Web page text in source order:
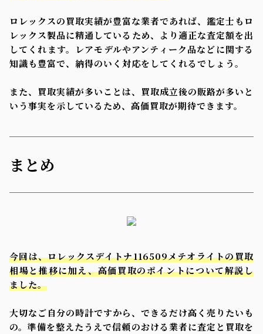
ロレックスの買取実績が豊富な業者であれば、鑑定士もロ
レックス製品に精通しているため、より適正な査定額を出
してくれます。レアモデルやアンティーク品などに関する
知識も豊富で、納得のいく対応をしてくれるでしょう。
また、買取実績が多いことは、買取成立後の販路が多いと
いう事実を示しているため、高価買取が期待できます。
まとめ
今回は、ロレックスデイトナ116509メテオライトの買取
相場と推移に加え、高価買取のポイントについて解説し
ました。
大切なご自分の時計ですから、できるだけ高く売りたいも
の。準備を整えたうえで信頼のおける業者に査定と買取を